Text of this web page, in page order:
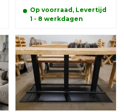
Op voorraad, Levertijd
1 - 8 werkdagen